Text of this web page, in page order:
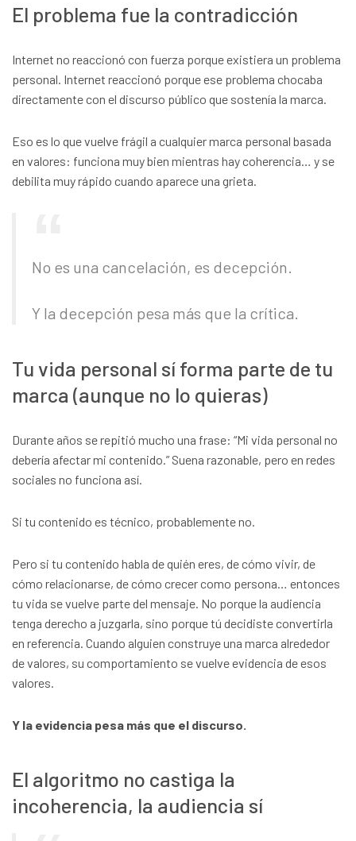
El problema fue la contradicción
Internet no reaccionó con fuerza porque existiera un problema
personal. Internet reaccionó porque ese problema chocaba
directamente con el discurso público que sostenía la marca.
Eso es lo que vuelve frágil a cualquier marca personal basada
en valores: funciona muy bien mientras hay coherencia… y se
debilita muy rápido cuando aparece una grieta.
No es una cancelación, es decepción.
Y la decepción pesa más que la crítica.
Tu vida personal sí forma parte de tu
marca (aunque no lo quieras)
Durante años se repitió mucho una frase: “Mi vida personal no
debería afectar mi contenido.” Suena razonable, pero en redes
sociales no funciona así.
Si tu contenido es técnico, probablemente no.
Pero si tu contenido habla de quién eres, de cómo vivir, de
cómo relacionarse, de cómo crecer como persona… entonces
tu vida se vuelve parte del mensaje. No porque la audiencia
tenga derecho a juzgarla, sino porque tú decidiste convertirla
en referencia. Cuando alguien construye una marca alrededor
de valores, su comportamiento se vuelve evidencia de esos
valores.
Y la evidencia pesa más que el discurso.
El algoritmo no castiga la
incoherencia, la audiencia sí